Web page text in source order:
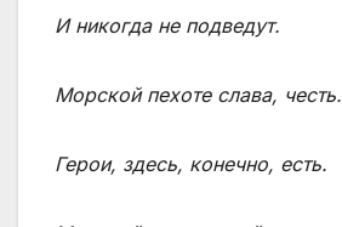
И никогда не подведут.
Морской пехоте слава, честь.
Герои, здесь, конечно, есть.